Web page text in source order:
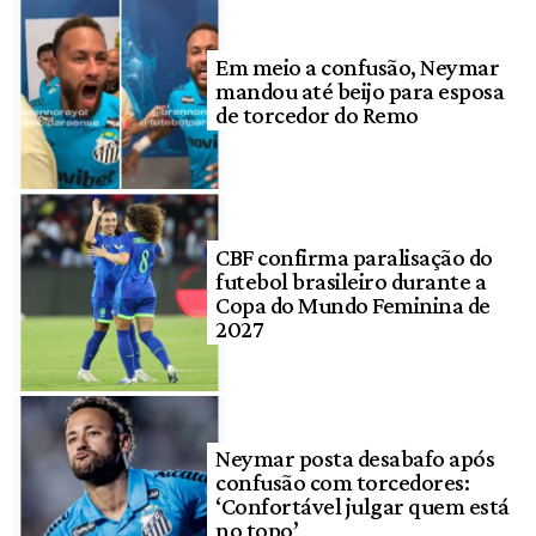
Em meio a confusão, Neymar
mandou até beijo para esposa
de torcedor do Remo
CBF confirma paralisação do
futebol brasileiro durante a
Copa do Mundo Feminina de
2027
Neymar posta desabafo após
confusão com torcedores:
‘Confortável julgar quem está
no topo’